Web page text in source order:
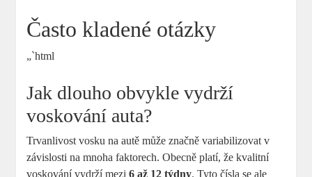
Často kladené otázky
„`html
Jak dlouho⁣ obvykle vydrží
voskování auta?
Trvanlivost vosku na autě může značně variabilizovat v
závislosti na mnoha faktorech. Obecně platí, že kvalitní
voskování vydrží mezi6 až 12 týdny. Tyto čísla se ale